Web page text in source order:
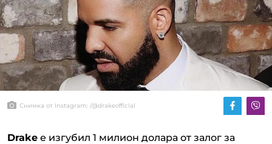
Снимка от Instagram: /@drakeofficlal
Drake е изгубил 1 милион долара от залог за